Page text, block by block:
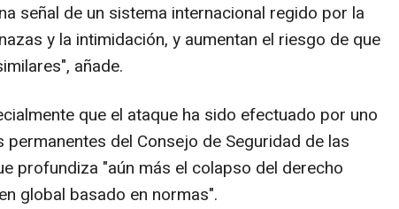
señal de un sistema internacional regido por la
y la intimidación, y aumentan el riesgo de que
añade.
que el ataque ha sido efectuado por uno
del Consejo de Seguridad de las
profundiza "aún más el colapso del derecho
global basado en normas".